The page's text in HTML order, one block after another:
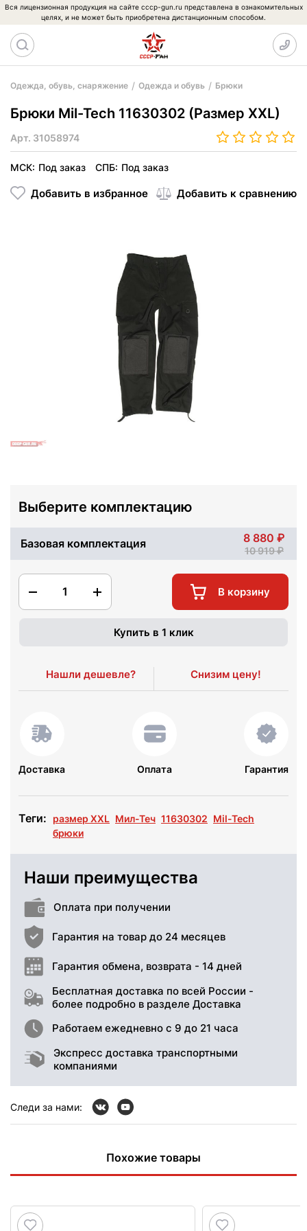
Вся лицензионная продукция на сайте cccp-gun.ru представлена в ознакомительных
целях, и не может быть приобретена дистанционным способом.
Одежда, обувь, снаряжение Одежда и обувь Брюки
Брюки Mil-Tech 11630302 (Размер XXL)
Арт. 31058974
МСК: Под заказ СПБ: Под заказ
Добавить в избранное Добавить к сравнению
Выберите комплектацию
Базовая комплектация 8 880
10 919
1 В корзину
Купить в 1 клик
Нашли дешевле? Снизим цену!
Доставка Оплата Гарантия
Теги: размер XXL Мил-Теч 11630302 Mil-Tech
брюки
Наши преимущества
Оплата при получении
Гарантия на товар до 24 месяцев
Гарантия обмена, возврата - 14 дней
Бесплатная доставка по всей России -
более подробно в разделе Доставка
Работаем ежедневно с 9 до 21 часа
Экспресс доставка транспортными
компаниями
Следи за нами:
Похожие товары